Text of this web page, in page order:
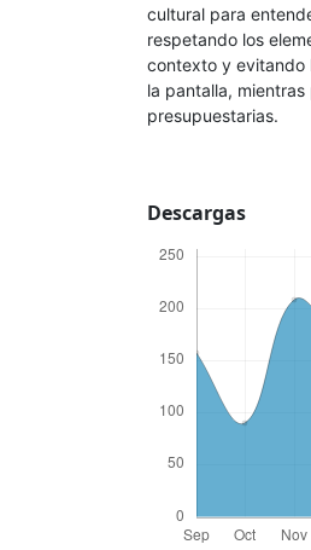
cultural para
respetando los
contexto y evitando
la pantalla,
presupuestarias.
Descargas